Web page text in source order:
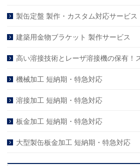
製缶定盤 製作・カスタム対応サービス
建築用金物ブラケット 製作サービス
高い溶接技術とレーザ溶接機の保有！
機械加工 短納期・特急対応
溶接加工 短納期・特急対応
板金加工 短納期・特急対応
大型製缶板金加工 短納期・特急対応